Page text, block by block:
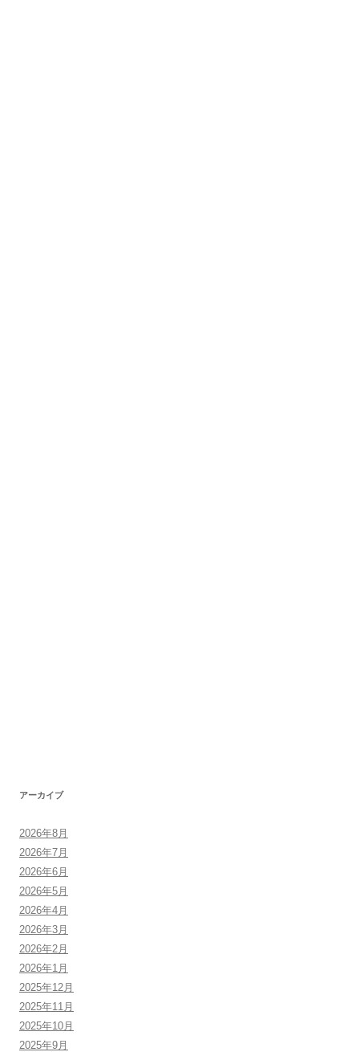
アーカイブ
2026年8月
2026年7月
2026年6月
2026年5月
2026年4月
2026年3月
2026年2月
2026年1月
2025年12月
2025年11月
2025年10月
2025年9月